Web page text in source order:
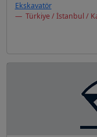
Ekskavatör
Türkiye / İstanbul /